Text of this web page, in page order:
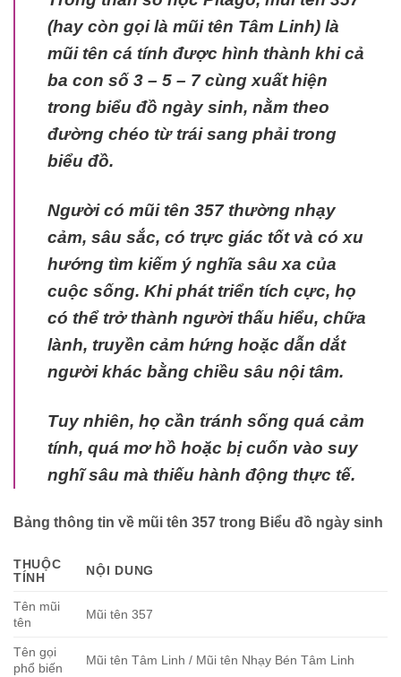
(hay còn gọi là mũi tên Tâm Linh) là
mũi tên cá tính được hình thành khi cả
ba con số 3 – 5 – 7 cùng xuất hiện
trong biểu đồ ngày sinh, nằm theo
đường chéo từ trái sang phải trong
biểu đồ.
Người có mũi tên 357 thường nhạy
cảm, sâu sắc, có trực giác tốt và có xu
hướng tìm kiếm ý nghĩa sâu xa của
cuộc sống. Khi phát triển tích cực, họ
có thể trở thành người thấu hiểu, chữa
lành, truyền cảm hứng hoặc dẫn dắt
người khác bằng chiều sâu nội tâm.
Tuy nhiên, họ cần tránh sống quá cảm
tính, quá mơ hồ hoặc bị cuốn vào suy
nghĩ sâu mà thiếu hành động thực tế.
Bảng thông tin về mũi tên 357 trong Biểu đồ ngày sinh
THUỘC
TÍNH
NỘI DUNG
Tên mũi
tên
Mũi tên 357
Tên gọi
phổ biến
Mũi tên Tâm Linh / Mũi tên Nhạy Bén Tâm Linh